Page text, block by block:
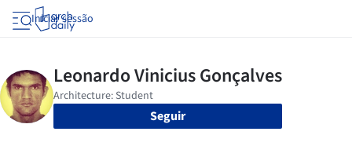
Iniciar sessão
Seguir